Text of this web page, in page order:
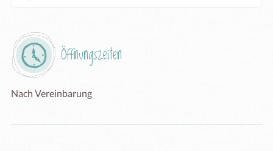
Öffnungszeiten
Nach Vereinbarung